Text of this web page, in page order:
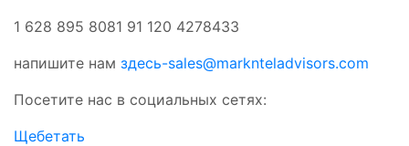
1 628 895 8081 91 120 4278433
напишите нам здесь-sales@marknteladvisors.com
Посетите нас в социальных сетях:
Щебетать